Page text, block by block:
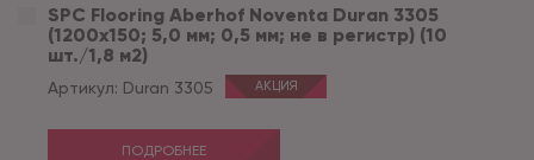
SPC Flooring Aberhof Noventa Duran 3305
(1200х150; 5,0 мм; 0,5 мм; не в регистр) (10
шт./1,8 м2)
Артикул: Duran 3305 АКЦИЯ
ПОДРОБНЕЕ